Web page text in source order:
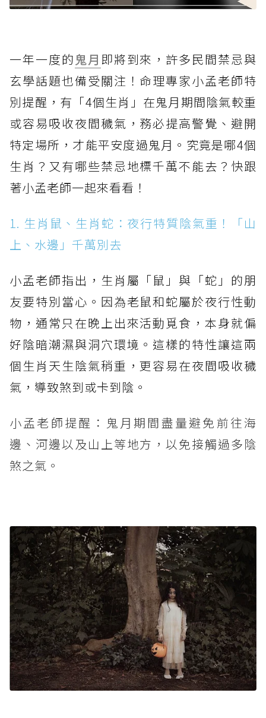
一年一度的 鬼月 即將到來，許多民間禁忌與
玄學話題也備受關注！命理專家小孟老師特
別提醒，有「4個生肖」在鬼月期間陰氣較重
或容易吸收夜間穢氣，務必提高警覺、避開
特定場所，才能平安度過鬼月。究竟是哪4個
生肖？又有哪些禁忌地標千萬不能去？快跟
著小孟老師一起來看看！
1. 生肖鼠、生肖蛇：夜行特質陰氣重！「山
上、水邊」千萬別去
小孟老師指出，生肖屬「鼠」與「蛇」的朋
友要特別當心。因為老鼠和蛇屬於夜行性動
物，通常只在晚上出來活動覓食，本身就偏
好陰暗潮濕與洞穴環境。這樣的特性讓這兩
個生肖天生陰氣稍重，更容易在夜間吸收穢
氣，導致煞到或卡到陰。
小孟老師提醒：鬼月期間盡量避免前往海
邊、河邊以及山上等地方，以免接觸過多陰
煞之氣。